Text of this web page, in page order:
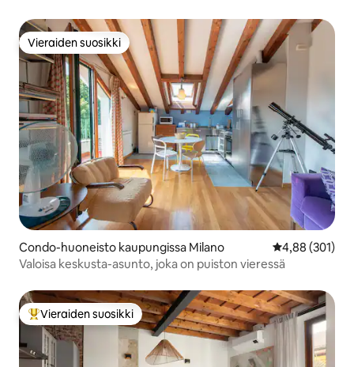
Vieraiden suosikki
Vieraiden suosikki
Condo-huoneisto kaupungissa Milano
4,88 (301)
Valoisa keskusta-asunto, joka on puiston vieressä
Vieraiden suosikkien parhaimmistoa
Vieraiden suosikki